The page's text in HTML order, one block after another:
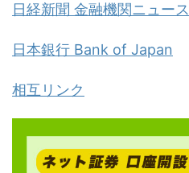
日経新聞 金融機関ニュース
日本銀行 Bank of Japan
相互リンク